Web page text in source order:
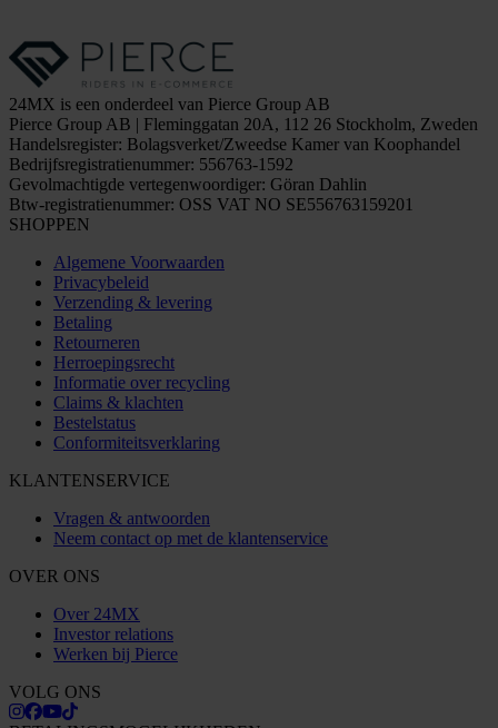
24MX is een onderdeel van Pierce Group AB
Pierce Group AB | Fleminggatan 20A, 112 26 Stockholm, Zweden
Handelsregister: Bolagsverket/Zweedse Kamer van Koophandel
Bedrijfsregistratienummer: 556763-1592
Gevolmachtigde vertegenwoordiger: Göran Dahlin
Btw-registratienummer: OSS VAT NO SE556763159201
SHOPPEN
Algemene Voorwaarden
Privacybeleid
Verzending & levering
Betaling
Retourneren
Herroepingsrecht
Informatie over recycling
Claims & klachten
Bestelstatus
Conformiteitsverklaring
KLANTENSERVICE
Vragen & antwoorden
Neem contact op met de klantenservice
OVER ONS
Over 24MX
Investor relations
Werken bij Pierce
VOLG ONS